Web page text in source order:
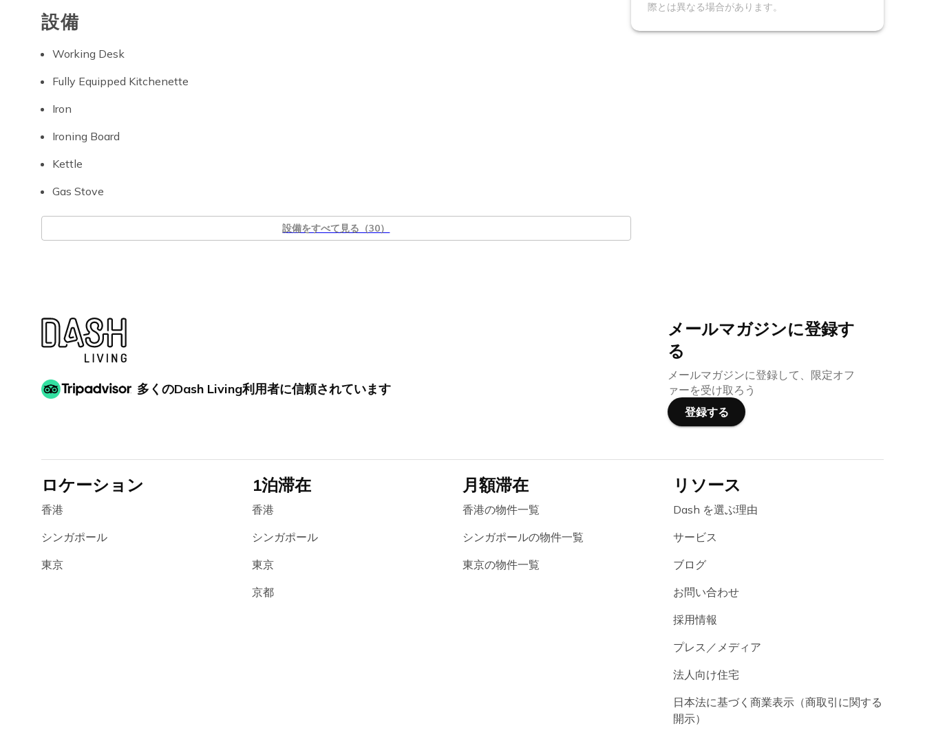
設備
Working Desk
Fully Equipped Kitchenette
Iron
Ironing Board
Kettle
Gas Stove
設備をすべて見る（30）
際とは異なる場合があります。
多くのDash Living利用者に信頼されています
メールマガジンに登録す
る
メールマガジンに登録して、限定オフ
ァーを受け取ろう
登録する
ロケーション
香港
シンガポール
東京
1泊滞在
香港
シンガポール
東京
京都
月額滞在
香港の物件一覧
シンガポールの物件一覧
東京の物件一覧
リソース
Dash を選ぶ理由
サービス
ブログ
お問い合わせ
採用情報
プレス／メディア
法人向け住宅
日本法に基づく商業表示（商取引に関する
開示）